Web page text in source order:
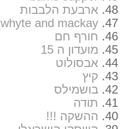
48. ארבעת הלבבות
47.
whyte and mackay
46. חורף חם
45. מועדון ה 15
44. אבסולוט
43. קיץ
42. בושמילס
41. תודה
40. ההשקה !!!